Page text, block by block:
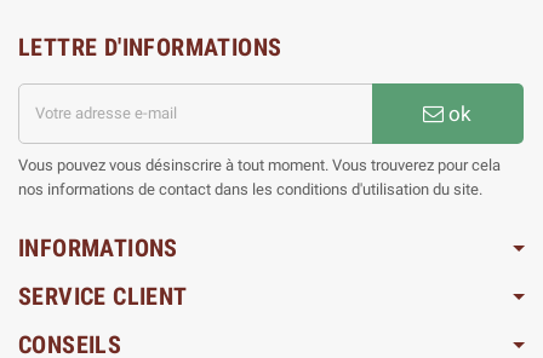
LETTRE D'INFORMATIONS
ok
Vous pouvez vous désinscrire à tout moment. Vous trouverez pour cela
nos informations de contact dans les conditions d'utilisation du site.
INFORMATIONS
SERVICE CLIENT
CONSEILS